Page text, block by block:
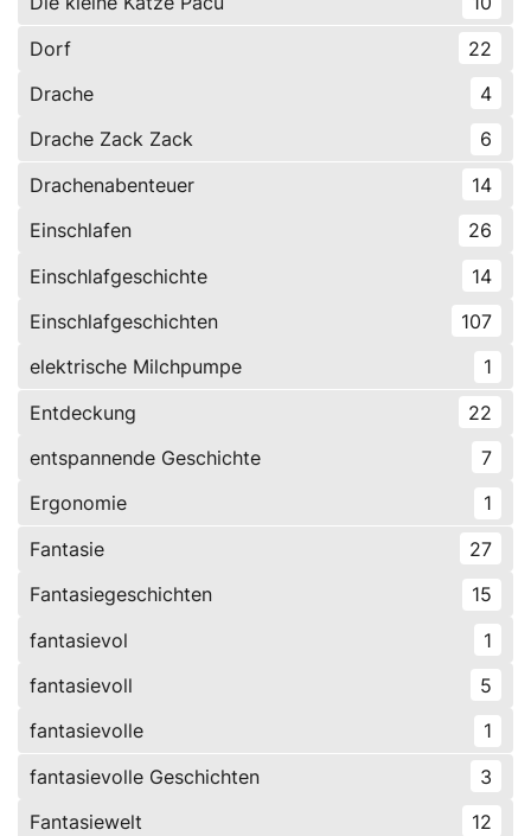
Dorf
22
Drache
4
Drache Zack Zack
6
Drachenabenteuer
14
Einschlafen
26
Einschlafgeschichte
14
Einschlafgeschichten
107
elektrische Milchpumpe
1
Entdeckung
22
entspannende Geschichte
7
Ergonomie
1
Fantasie
27
Fantasiegeschichten
15
fantasievol
1
fantasievoll
5
fantasievolle
1
fantasievolle Geschichten
3
Fantasiewelt
12